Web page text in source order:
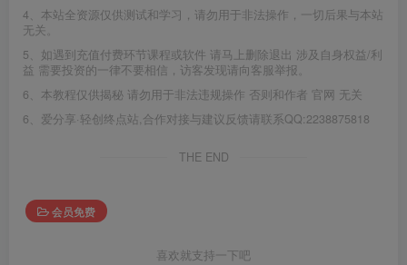
4、本站全资源仅供测试和学习，请勿用于非法操作，一切后果与本站
无关。
5、如遇到充值付费环节课程或软件 请马上删除退出 涉及自身权益/利
益 需要投资的一律不要相信，访客发现请向客服举报。
6、本教程仅供揭秘 请勿用于非法违规操作 否则和作者 官网 无关
6、爱分享·轻创终点站,合作对接与建议反馈请联系QQ:2238875818
THE END
会员免费
喜欢就支持一下吧